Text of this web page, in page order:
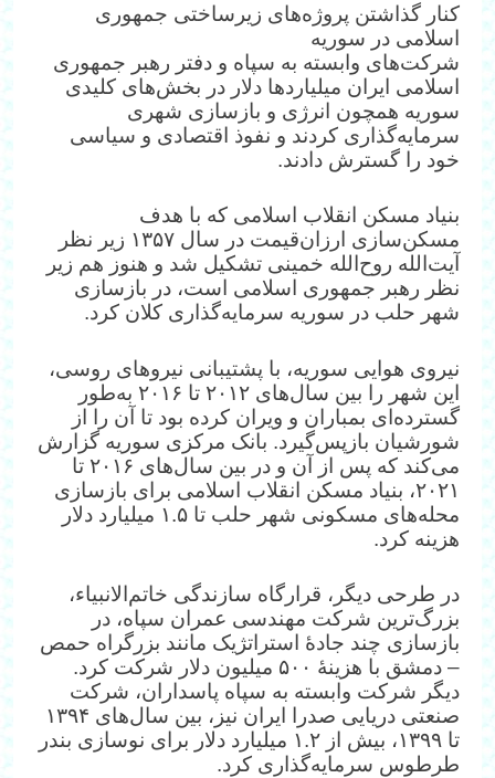
کنار گذاشتن پروژه‌های زیرساختی جمهوری
اسلامی در سوریه
شرکت‌های وابسته به سپاه و دفتر رهبر جمهوری
اسلامی ایران میلیاردها دلار در بخش‌های کلیدی
سوریه همچون انرژی و بازسازی شهری
سرمایه‌گذاری کردند و نفوذ اقتصادی و سیاسی
خود را گسترش دادند.
بنیاد مسکن انقلاب اسلامی که با هدف
مسکن‌سازی ارزان‌قیمت در سال ۱۳۵۷ زیر نظر
آیت‌الله روح‌الله خمینی تشکیل شد و هنوز هم زیر
نظر رهبر جمهوری اسلامی است، در بازسازی
شهر حلب در سوریه سرمایه‌گذاری کلان کرد.
نیروی هوایی سوریه، با پشتیبانی نیروهای روسی،
این شهر را بین سال‌های ۲۰۱۲ تا ۲۰۱۶ به‌طور
گسترده‌ای بمباران و ویران کرده بود تا آن را از
شورشیان بازپس‌گیرد. بانک مرکزی سوریه گزارش
می‌کند که پس از آن و در بین سال‌های ۲۰۱۶ تا
۲۰۲۱، بنیاد مسکن انقلاب اسلامی برای بازسازی
محله‌های مسکونی شهر حلب تا ۱.۵ میلیارد دلار
هزینه کرد.
در طرحی دیگر، قرارگاه سازندگی خاتم‌الانبیاء،
بزرگ‌ترین شرکت مهندسی عمران سپاه، در
بازسازی چند جادهٔ استراتژیک مانند بزرگراه حمص
– دمشق با هزینهٔ ۵۰۰ میلیون دلار شرکت کرد.
دیگر شرکت وابسته به سپاه پاسداران، شرکت
صنعتی دریایی صدرا ایران نیز، بین سال‌های ۱۳۹۴
تا ۱۳۹۹، بیش از ۱.۲ میلیارد دلار برای نوسازی بندر
طرطوس سرمایه‌گذاری کرد.